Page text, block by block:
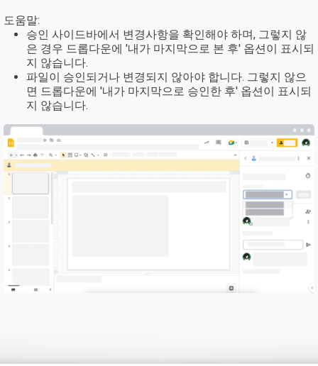
도움말:
승인 사이드바에서 변경사항을 확인해야 하며, 그렇지 않
은 경우 드롭다운에 '내가 마지막으로 본 후' 옵션이 표시되
지 않습니다.
파일이 승인되거나 변경되지 않아야 합니다. 그렇지 않으
면 드롭다운에 '내가 마지막으로 승인한 후' 옵션이 표시되
지 않습니다.